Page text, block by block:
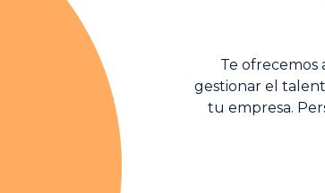
Te ofrecemos
gestionar el
tu empresa.